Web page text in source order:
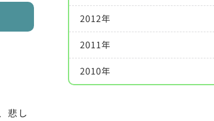
悲し
2012年
2011年
2010年